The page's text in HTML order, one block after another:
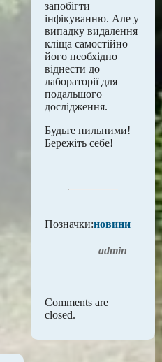
запобігти
інфікуванню. Але у
випадку видалення
кліща самостійно
його необхідно
віднести до
лабораторії для
подальшого
дослідження.
Будьте пильними!
Бережіть себе!
Позначки:новини
admin
Comments are
closed.